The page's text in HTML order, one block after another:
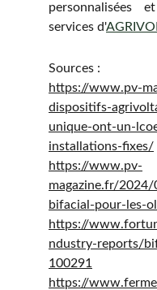
personnalisées
services d'
Sources :
https://www.pv-
dispositifs-
unique-ont-un-
installations-fixes/
https://www.pv-
magazine.fr/
bifacial-pour-les-
https://
ndustry-reports/
100291
https://